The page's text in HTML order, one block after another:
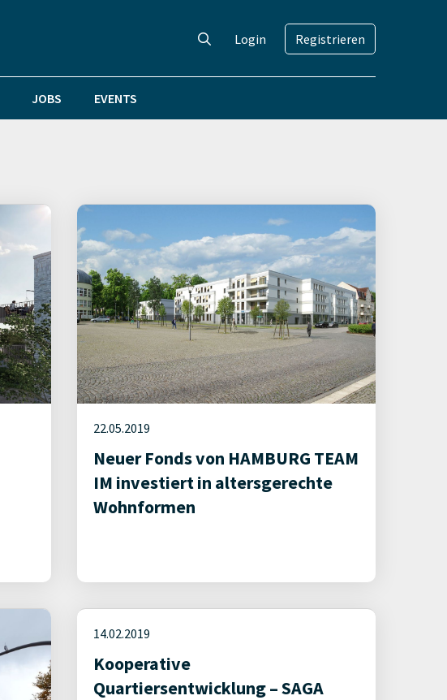
Login Registrieren
JOBS EVENTS
22.05.2019
Neuer Fonds von HAMBURG TEAM
IM investiert in altersgerechte
Wohnformen
14.02.2019
Kooperative
Quartiersentwicklung – SAGA